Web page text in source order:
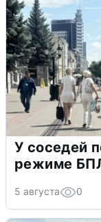
У соседей
режиме
5 августа 0